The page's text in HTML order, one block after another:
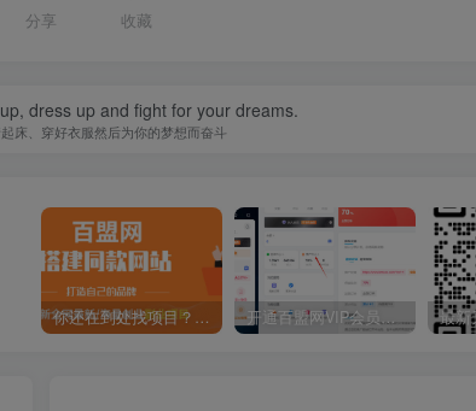
分享 收藏
dress up and fight for your dreams.
床、穿好衣服然后为你的梦想而奋斗
你还在到处找项目？还在当韭菜？我靠卖项目一个月收入5万+，曾经我也是个失败者。